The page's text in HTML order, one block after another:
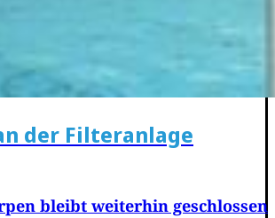
der Filteranlage
bleibt weiterhin geschlossen